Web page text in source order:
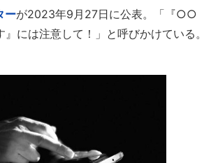
ーが2023年9月27日に公表。「『○○
には注意して！」と呼びかけている。